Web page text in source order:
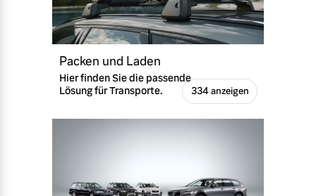
Packen und Laden
Hier finden Sie die passende
Lösung für Transporte.
334 anzeigen